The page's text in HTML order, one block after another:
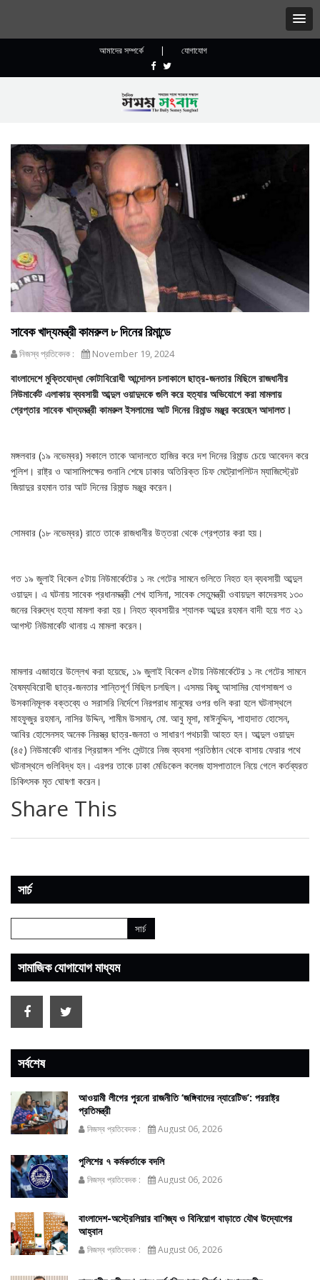
আমাদের সম্পর্কে | যোগাযোগ
সাবেক খাদ্যমন্ত্রী কামরুল ৮ দিনের রিমান্ডে
নিজস্ব প্রতিবেদক : November 19, 2024
বাংলাদেশে মুক্তিযোদ্ধা কোটাবিরোধী আন্দোলন চলাকালে ছাত্র-জনতার মিছিলে রাজধানীর
নিউমার্কেট এলাকায় ব্যবসায়ী আব্দুল ওয়াদুদকে গুলি করে হত্যার অভিযোগে করা মামলায়
গ্রেপ্তার সাবেক খাদ্যমন্ত্রী কামরুল ইসলামের আট দিনের রিমান্ড মঞ্জুর করেছেন আদালত।
মঙ্গলবার (১৯ নভেম্বর) সকালে তাকে আদালতে হাজির করে দশ দিনের রিমান্ড চেয়ে আবেদন করে
পুলিশ। রাষ্ট্র ও আসামিপক্ষের শুনানি শেষে ঢাকার অতিরিক্ত চিফ মেট্রোপলিটন ম্যাজিস্ট্রেট
জিয়াদুর রহমান তার আট দিনের রিমান্ড মঞ্জুর করেন।
সোমবার (১৮ নভেম্বর) রাতে তাকে রাজধানীর উত্তরা থেকে গ্রেপ্তার করা হয়।
গত ১৯ জুলাই বিকেল ৫টায় নিউমার্কেটের ১ নং গেটের সামনে গুলিতে নিহত হন ব্যবসায়ী আব্দুল
ওয়াদুদ। এ ঘটনায় সাবেক প্রধানমন্ত্রী শেখ হাসিনা, সাবেক সেতুমন্ত্রী ওবায়দুল কাদেরসহ ১৩০
জনের বিরুদ্ধে হত্যা মামলা করা হয়। নিহত ব্যবসায়ীর শ্যালক আব্দুর রহমান বাদী হয়ে গত ২১
আগস্ট নিউমার্কেট থানায় এ মামলা করেন।
মামলার এজাহারে উল্লেখ করা হয়েছে, ১৯ জুলাই বিকেল ৫টায় নিউমার্কেটের ১ নং গেটের সামনে
বৈষম্যবিরোধী ছাত্র-জনতার শান্তিপূর্ণ মিছিল চলছিল। এসময় কিছু আসামির যোগসাজশ ও
উসকানিমূলক বক্তব্যে ও সরাসরি নির্দেশে নিরপরাধ মানুষের ওপর গুলি করা হলে ঘটনাস্থলে
মাহফুজুর রহমান, নাসির উদ্দিন, শামীম উসমান, মো. আবু মূসা, মাঈনুদ্দিন, শাহাদাত হোসেন,
আবির হোসেনসহ অনেক নিরস্ত্র ছাত্র-জনতা ও সাধারণ পথচারী আহত হন। আব্দুল ওয়াদুদ
(৪৫) নিউমার্কেট থানার প্রিয়াঙ্গন শপিং সেন্টারে নিজ ব্যবসা প্রতিষ্ঠান থেকে বাসায় ফেরার পথে
ঘটনাস্থলে গুলিবিদ্ধ হন। এরপর তাকে ঢাকা মেডিকেল কলেজ হাসপাতালে নিয়ে গেলে কর্তব্যরত
চিকিৎসক মৃত ঘোষণা করেন।
Share This
সার্চ
সামাজিক যোগাযোগ মাধ্যম
সর্বশেষ
আওয়ামী লীগের পুরনো রাজনীতি ‘জঙ্গিবাদের ন্যারেটিভ’: পররাষ্ট্র
প্রতিমন্ত্রী
নিজস্ব প্রতিবেদক : August 06, 2026
পুলিশের ৭ কর্মকর্তাকে বদলি
নিজস্ব প্রতিবেদক : August 06, 2026
বাংলাদেশ-অস্ট্রেলিয়ার বাণিজ্য ও বিনিয়োগ বাড়াতে যৌথ উদ্যোগের
আহ্বান
নিজস্ব প্রতিবেদক : August 06, 2026